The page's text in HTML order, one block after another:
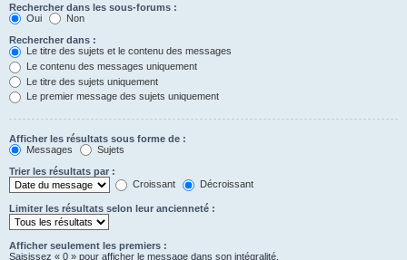
Rechercher dans les sous-forums :
Oui
Non
Rechercher dans :
Le titre des sujets et le contenu des messages
Le contenu des messages uniquement
Le titre des sujets uniquement
Le premier message des sujets uniquement
Afficher les résultats sous forme de :
Messages
Sujets
Trier les résultats par :
Croissant
Décroissant
Limiter les résultats selon leur ancienneté :
Afficher seulement les premiers :
Saisissez « 0 » pour afficher le message dans son intégralité.